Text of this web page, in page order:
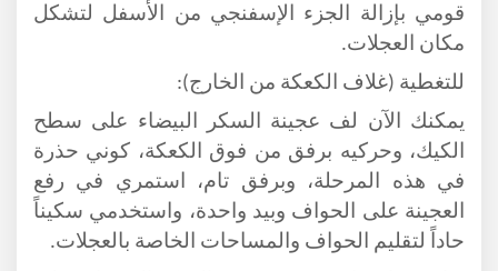
قومي بإزالة الجزء الإسفنجي من الأسفل لتشكل
مكان العجلات.
للتغطية (غلاف الكعكة من الخارج):
يمكنك الآن لف عجينة السكر البيضاء على سطح
الكيك، وحركيه برفق من فوق الكعكة، كوني حذرة
في هذه المرحلة، وبرفق تام، استمري في رفع
العجينة على الحواف وبيد واحدة، واستخدمي سكيناً
حاداً لتقليم الحواف والمساحات الخاصة بالعجلات.